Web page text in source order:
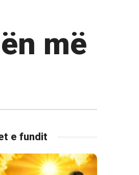
më
e fundit